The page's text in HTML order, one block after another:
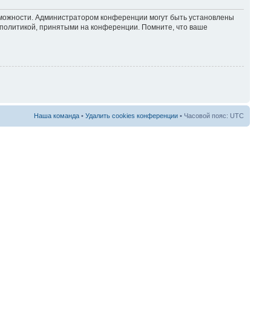
Администратором конференции могут быть установлены
принятыми на конференции. Помните, что ваше
Наша команда • Удалить cookies конференции • Часовой пояс: UTC